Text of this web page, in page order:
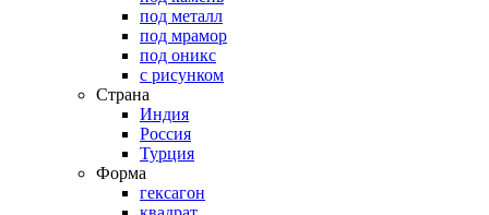
под металл
под мрамор
под оникс
с рисунком
Страна
Индия
Россия
Турция
Форма
гексагон